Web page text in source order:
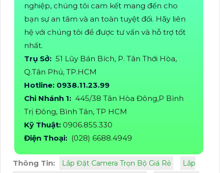
nghiệp, chúng tôi cam kết mang đến cho
bạn sự an tâm và an toàn tuyệt đối. Hãy liên
hệ với chúng tôi để được tư vấn và hỗ trợ tốt
nhất.
Trụ Sở: 51 Lũy Bán Bích, P. Tân Thới Hòa,
Q.Tân Phú, TP.HCM
Hotline: 0938.11.23.99
Chi Nhánh 1: 445/38 Tân Hòa Đông,P Bình
Trị Đông, Bình Tân, TP HCM
Kỹ Thuật: 0906.855.330
Điện Thoại: (028) 6688.4949
Thông Tin: Lắp Đặt Camera Trọn Bộ Giá Rẻ
Lắp